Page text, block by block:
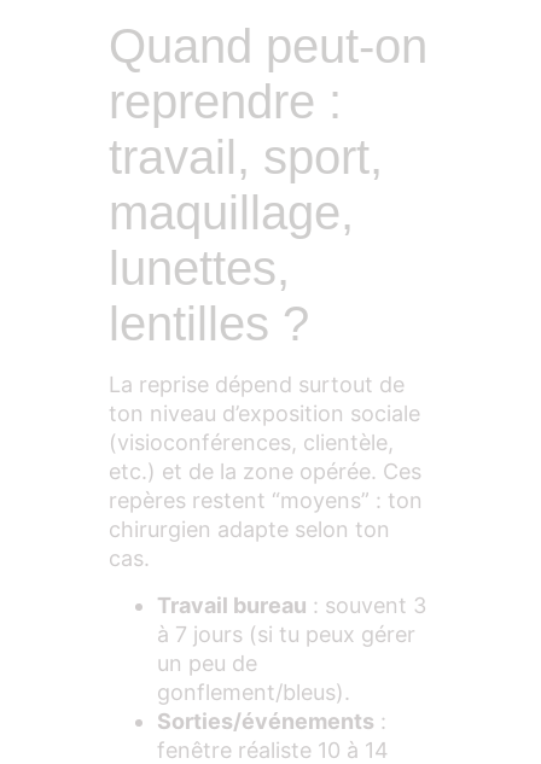
Quand peut-on
reprendre :
travail, sport,
maquillage,
lunettes,
lentilles ?
La reprise dépend surtout de
ton niveau d’exposition sociale
(visioconférences, clientèle,
etc.) et de la zone opérée. Ces
repères restent “moyens” : ton
chirurgien adapte selon ton
cas.
Travail bureau : souvent 3
à 7 jours (si tu peux gérer
un peu de
gonflement/bleus).
Sorties/événements :
fenêtre réaliste 10 à 14